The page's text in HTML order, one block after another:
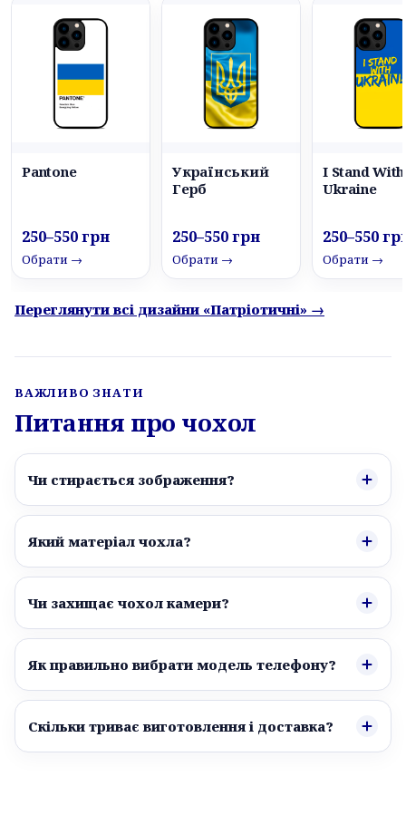
Pantone
250–550 грн
Обрати →
Український
Герб
250–550 грн
Обрати →
I Stand With
Ukraine
250–550
Обрати →
Переглянути всі дизайни «Патріотичні» →
ВАЖЛИВО ЗНАТИ
Питання про чохол
Чи стирається зображення?
Який матеріал чохла?
Чи захищає чохол камери?
Як правильно вибрати модель телефону?
Скільки триває виготовлення і доставка?